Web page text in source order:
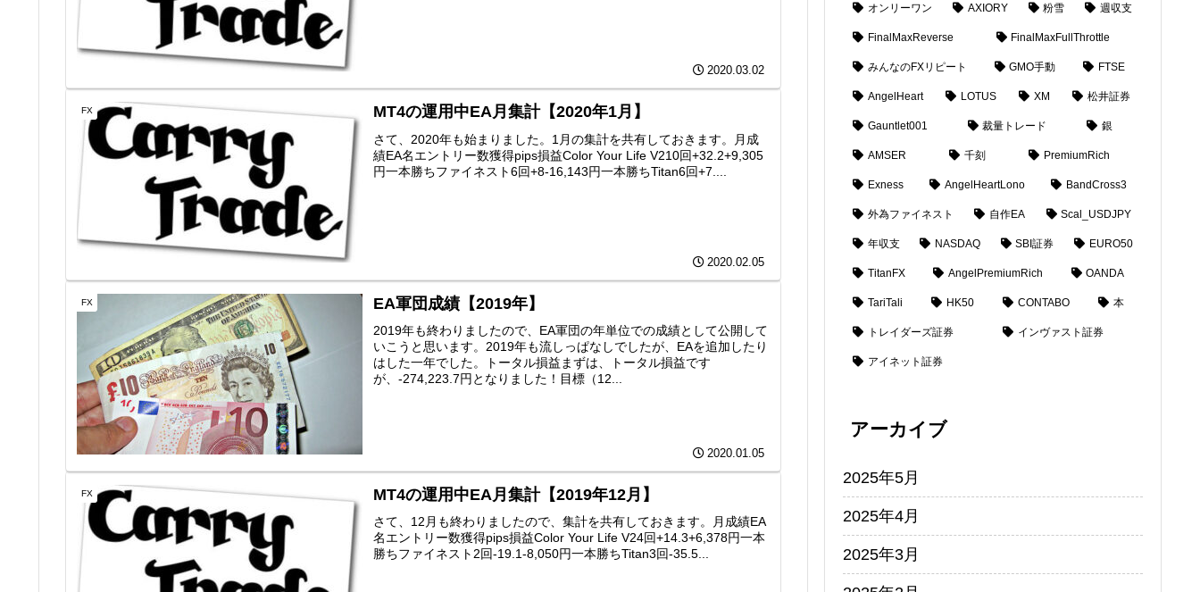
2020.03.02
FX MT4の運用中EA月集計【2020年1月】
さて、2020年も始まりました。1月の集計を共有しておきます。月成
績EA名エントリー数獲得pips損益Color Your Life V210回+32.2+9,305
円一本勝ちファイネスト6回+8-16,143円一本勝ちTitan6回+7....
2020.02.05
FX EA軍団成績【2019年】
2019年も終わりましたので、EA軍団の年単位での成績として公開して
いこうと思います。2019年も流しっぱなしでしたが、EAを追加したり
はした一年でした。トータル損益まずは、トータル損益です
が、-274,223.7円となりました！目標（12...
2020.01.05
FX MT4の運用中EA月集計【2019年12月】
さて、12月も終わりましたので、集計を共有しておきます。月成績EA
名エントリー数獲得pips損益Color Your Life V24回+14.3+6,378円一本
勝ちファイネスト2回-19.1-8,050円一本勝ちTitan3回-35.5...
オンリーワン AXIORY 粉雪 週収支
FinalMaxReverse FinalMaxFullThrottle
みんなのFXリピート GMO手動 FTSE
AngelHeart LOTUS XM 松井証券
Gauntlet001 裁量トレード 銀
AMSER 千刻 PremiumRich
Exness AngelHeartLono BandCross3
外為ファイネスト 自作EA Scal_USDJPY
年収支 NASDAQ SBI証券 EURO50
TitanFX AngelPremiumRich OANDA
TariTali HK50 CONTABO 本
トレイダーズ証券 インヴァスト証券
アイネット証券
アーカイブ
2025年5月
2025年4月
2025年3月